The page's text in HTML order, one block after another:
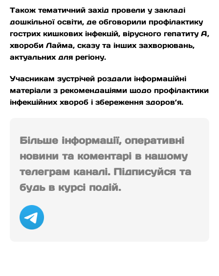
Також тематичний захід провели у закладі
дошкільної освіти, де обговорили профілактику
гострих кишкових інфекцій, вірусного гепатиту А,
хвороби Лайма, сказу та інших захворювань,
актуальних для регіону.
Учасникам зустрічей роздали інформаційні
матеріали з рекомендаціями щодо профілактики
інфекційних хвороб і збереження здоров’я.
Більше інформації, оперативні
новини та коментарі в нашому
телеграм каналі. Підписуйся та
будь в курсі подій.